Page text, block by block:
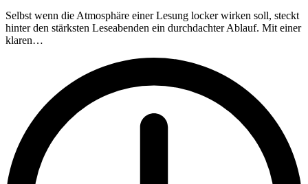
Selbst wenn die Atmosphäre einer Lesung locker wirken soll, steckt
hinter den stärksten Leseabenden ein durchdachter Ablauf. Mit einer
klaren…